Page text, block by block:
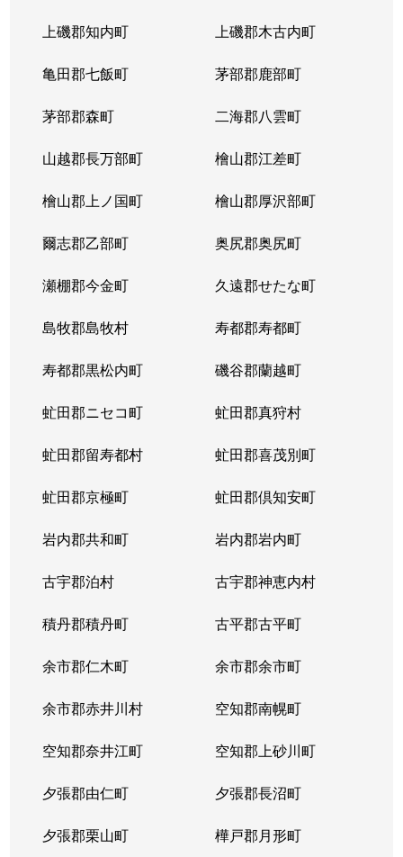
上磯郡知内町 上磯郡木古内町
亀田郡七飯町 茅部郡鹿部町
茅部郡森町 二海郡八雲町
山越郡長万部町 檜山郡江差町
檜山郡上ノ国町 檜山郡厚沢部町
爾志郡乙部町 奥尻郡奥尻町
瀬棚郡今金町 久遠郡せたな町
島牧郡島牧村 寿都郡寿都町
寿都郡黒松内町 磯谷郡蘭越町
虻田郡ニセコ町 虻田郡真狩村
虻田郡留寿都村 虻田郡喜茂別町
虻田郡京極町 虻田郡倶知安町
岩内郡共和町 岩内郡岩内町
古宇郡泊村 古宇郡神恵内村
積丹郡積丹町 古平郡古平町
余市郡仁木町 余市郡余市町
余市郡赤井川村 空知郡南幌町
空知郡奈井江町 空知郡上砂川町
夕張郡由仁町 夕張郡長沼町
夕張郡栗山町 樺戸郡月形町